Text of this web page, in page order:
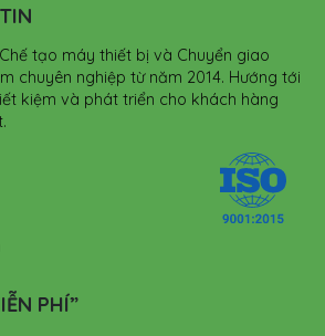
tạo máy thiết bị và Chuyển giao
chuyên nghiệp từ năm 2014. Hướng tới
kiệm và phát triển cho khách hàng
PHÍ”